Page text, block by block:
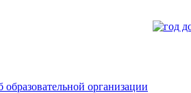
образовательной организации